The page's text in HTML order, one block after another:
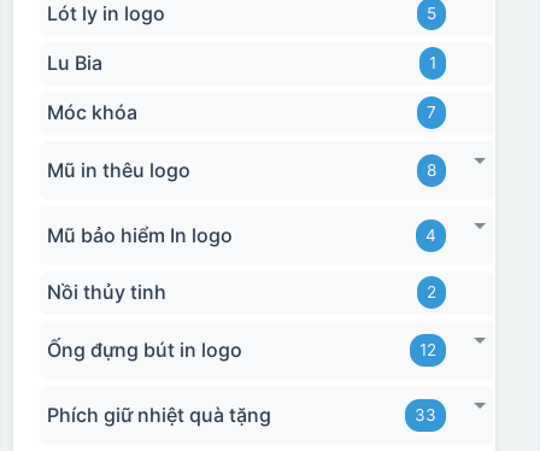
Hộp xi 2 cốc
Lót ly in logo 5
Lu Bia 1
Móc khóa 7
Mũ in thêu logo 8
Mũ bảo hiểm In logo 4
Nồi thủy tinh 2
Ống đựng bút in logo 12
Phích giữ nhiệt quà tặng 33